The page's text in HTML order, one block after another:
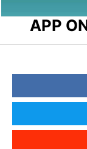
APP